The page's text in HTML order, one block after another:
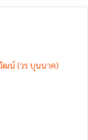
ฒน์ (วร บุนนาค)